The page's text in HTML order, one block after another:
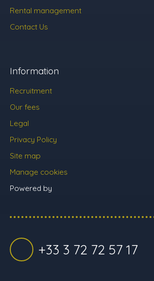
Rental management
Contact Us
Information
Recruitment
Our fees
Legal
Privacy Policy
Site map
Manage cookies
Powered by
+33 3 72 72 57 17